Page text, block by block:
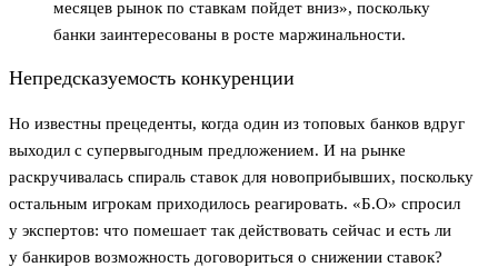
месяцев рынок по ставкам пойдет вниз», поскольку
банки заинтересованы в росте маржинальности.
Непредсказуемость конкуренции
Но известны прецеденты, когда один из топовых банков вдруг
выходил с супервыгодным предложением. И на рынке
раскручивалась спираль ставок для новоприбывших, поскольку
остальным игрокам приходилось реагировать. «Б.О» спросил
у экспертов: что помешает так действовать сейчас и есть ли
у банкиров возможность договориться о снижении ставок?